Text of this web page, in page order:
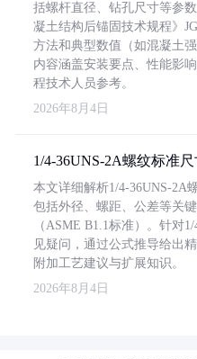
括螺杆直径、钻孔尺寸等参
凝土结构后锚固技术规程》
方法和典型数值（如混凝土强
内容涵盖安装要点、性能影
程技术人员参考。
2026年8月4日
1/4-36UNS-2A螺纹标准
本文详细解析1/4-36UNS-2A
包括外径、螺距、公差等关
（ASME B1.1标准）。针对
见疑问，通过公式推导给出
附加工艺建议与扩展知识。
2026年8月4日